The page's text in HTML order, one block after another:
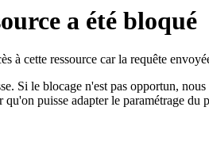
a été bloqué
à cette ressource car la requête
Si le blocage n'est pas opportun,
puisse adapter le paramétrage du